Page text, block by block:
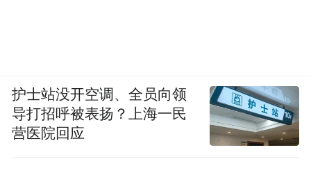
护士站没开空调、全员向领
导打招呼被表扬？上海一民
营医院回应